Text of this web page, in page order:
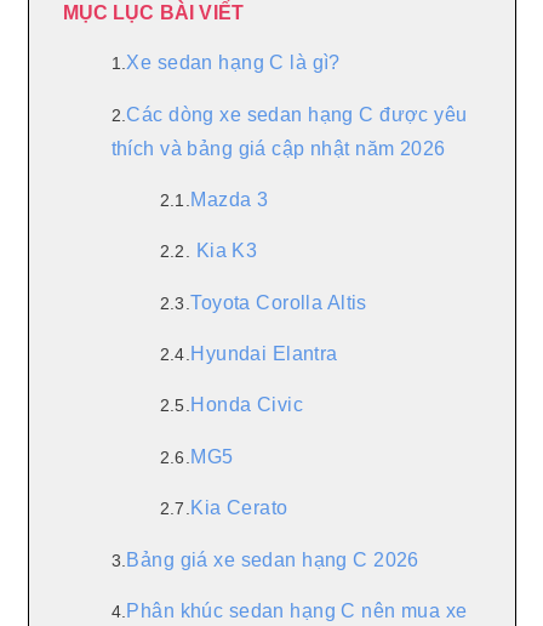
MỤC LỤC BÀI VIẾT
1. Xe sedan hạng C là gì?
2.Các dòng xe sedan hạng C được yêu
thích và bảng giá cập nhật năm 2026
2.1. Mazda 3
2.2. Kia K3
2.3. Toyota Corolla Altis
2.4. Hyundai Elantra
2.5.Honda Civic
2.6. MG5
2.7.Kia Cerato
3. Bảng giá xe sedan hạng C 2026
4. Phân khúc sedan hạng C nên mua xe